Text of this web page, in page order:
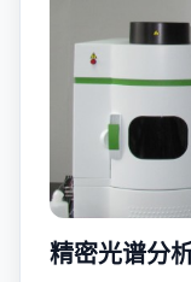
精密光谱分